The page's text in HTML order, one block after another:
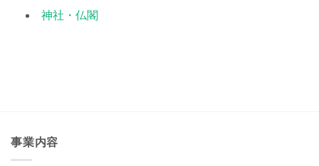
神社・仏閣
事業内容